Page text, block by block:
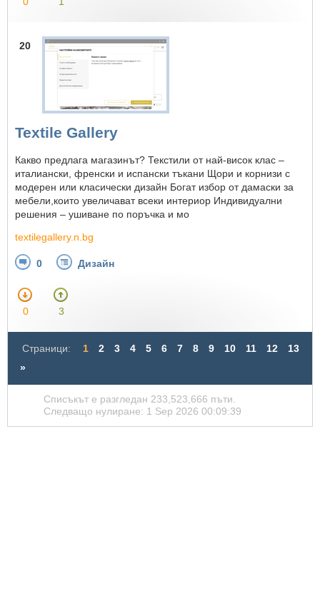
20
Textile Gallery
Какво предлага магазинът? Текстили от най-висок клас –
италиански, френски и испански тъкани Щори и корнизи с
модерен или класически дизайн Богат избор от дамаски за
мебели,които увеличават всеки интериор Индивидуални
решения – ушиване по поръчка и мо
textilegallery.n.bg
0 Дизайн
0 3
Страници: 1 2 3 4 5 6 7 8 9 10 11 12
13
»
Списъкът е разгледан 233,523,666 пъти.
Следващо нулиране: 1 Sep 2026 00:09:39